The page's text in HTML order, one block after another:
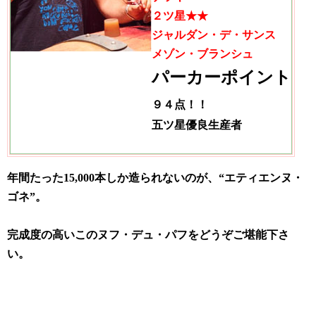
２ツ星★★
ジャルダン・デ・サンス
メゾン・ブランシュ
パーカーポイント
９４点！！
五ツ星優良生産者
年間たった15,000本しか造られないのが、“エティエンヌ・
ゴネ”。
完成度の高いこのヌフ・デュ・パフをどうぞご堪能下さ
い。